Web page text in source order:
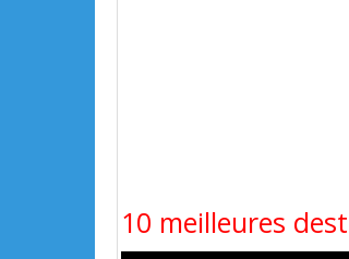
10 meilleures